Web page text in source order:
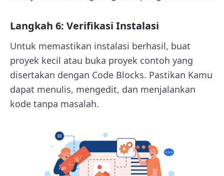
Langkah 6: Verifikasi Instalasi
Untuk memastikan instalasi berhasil, buat
proyek kecil atau buka proyek contoh yang
disertakan dengan Code Blocks. Pastikan Kamu
dapat menulis, mengedit, dan menjalankan
kode tanpa masalah.